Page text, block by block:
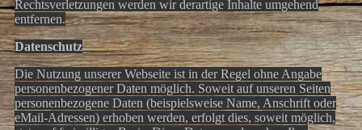
Rechtsverletzungen werden wir derartige Inhalte umgehend
entfernen.
Datenschutz
Die Nutzung unserer Webseite ist in der Regel ohne Angabe
personenbezogener Daten möglich. Soweit auf unseren Seiten
personenbezogene Daten (beispielsweise Name, Anschrift oder
eMail-Adressen) erhoben werden, erfolgt dies, soweit möglich,